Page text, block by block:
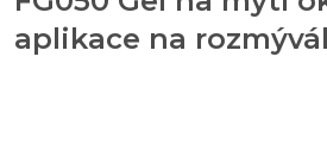
aplikace na